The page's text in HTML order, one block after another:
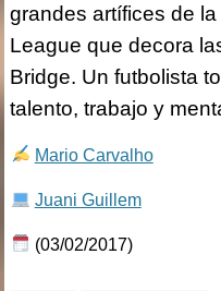
grandes artífices de
League que decora
Bridge. Un futbolista
talento, trabajo y
Mario Carvalho
Juani Guillem
(03/02/2017)